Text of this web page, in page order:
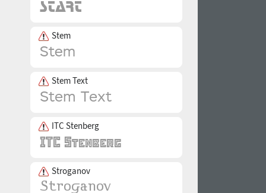
Stem
Stem Text
ITC Stenberg
Stroganov